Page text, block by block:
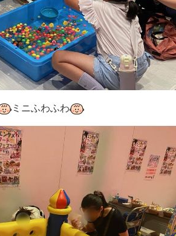
ミニふわふわ